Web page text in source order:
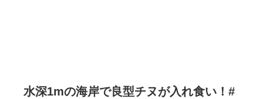
水深1mの海岸で良型チヌが入れ食い！#